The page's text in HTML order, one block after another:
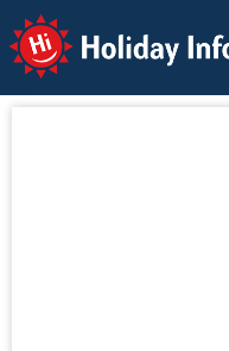
Holiday Info